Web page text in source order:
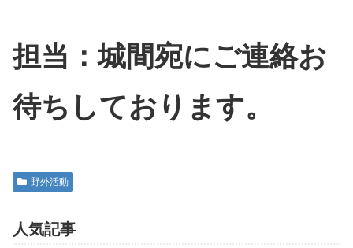
担当：城間宛にご連絡お
待ちしております。
野外活動
人気記事